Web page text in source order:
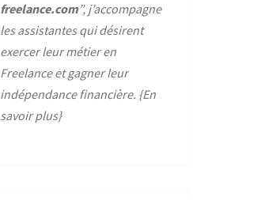
freelance.com”, j’accompagne
les assistantes qui désirent
exercer leur métier en
Freelance et gagner leur
indépendance financière. {En
savoir plus}